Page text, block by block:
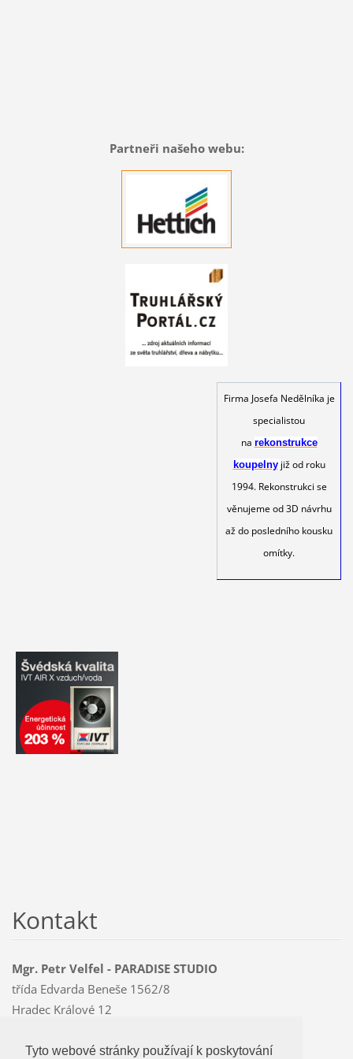
Tyto webové stránky používají k poskytování
Tyto webové stránky používají k poskytování
Partneři našeho webu:
Firma Josefa Nedělníka je
specialistou
na rekonstrukce
koupelny již od roku
1994. Rekonstrukci se
věnujeme od 3D návrhu
až do posledního kousku
omítky.
Kontakt
Mgr. Petr Velfel - PARADISE STUDIO
třída Edvarda Beneše 1562/8
Hradec Králové 12
Mobil: 603 478 763